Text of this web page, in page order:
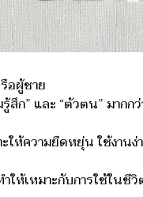
อผู้ชาย
สึก” และ “ตัวตน” มากก
ห้ความยืดหยุ่น ใช้งานง่
ห้เหมาะกับการใช้ในชี